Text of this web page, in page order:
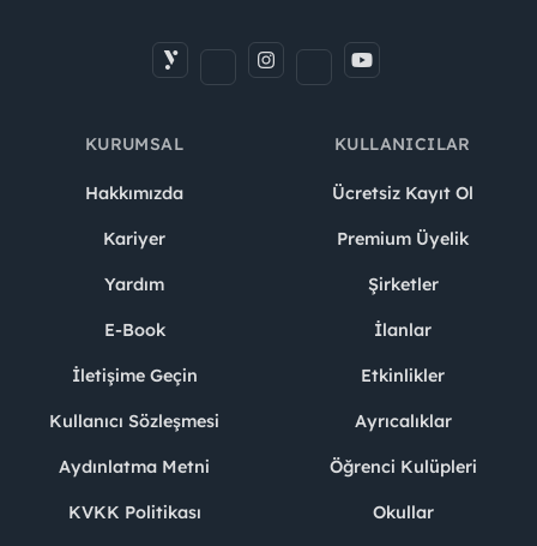
KURUMSAL
Hakkımızda
Kariyer
Yardım
E-Book
İletişime Geçin
Kullanıcı Sözleşmesi
Aydınlatma Metni
KVKK Politikası
KULLANICILAR
Ücretsiz Kayıt Ol
Premium Üyelik
Şirketler
İlanlar
Etkinlikler
Ayrıcalıklar
Öğrenci Kulüpleri
Okullar